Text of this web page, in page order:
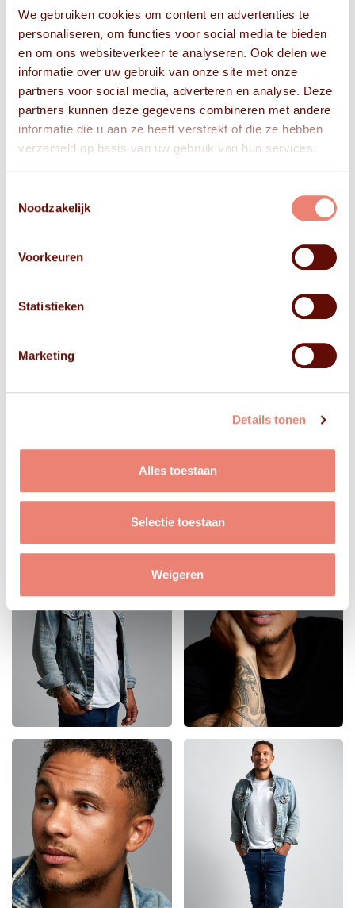
We gebruiken cookies om content en advertenties te
personaliseren, om functies voor social media te bieden
en om ons websiteverkeer te analyseren. Ook delen we
informatie over uw gebruik van onze site met onze
partners voor social media, adverteren en analyse. Deze
partners kunnen deze gegevens combineren met andere
informatie die u aan ze heeft verstrekt of die ze hebben
verzameld op basis van uw gebruik van hun services.
Noodzakelijk
Voorkeuren
Statistieken
Marketing
Details tonen
Alles toestaan
Selectie toestaan
Weigeren